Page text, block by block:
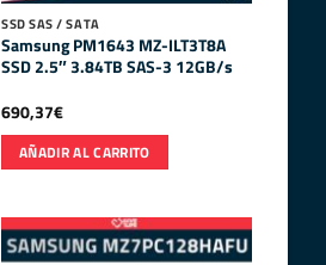
SSD SAS / SATA
Samsung PM1643 MZ-ILT3T8A
SSD 2.5″ 3.84TB SAS-3 12GB/s
690,37€
AÑADIR AL CARRITO